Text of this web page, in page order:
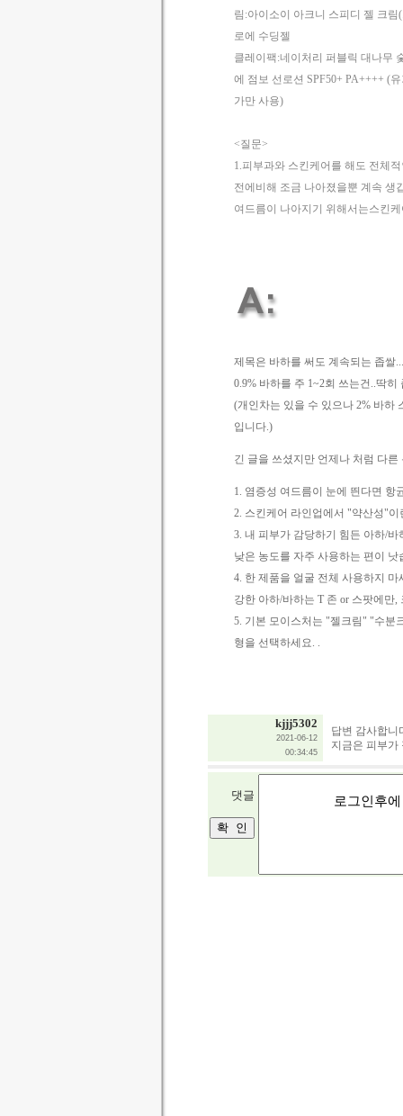
림:아이소이 아크니 스피디 젤 크
로에 수딩젤
클레이팩:네이처리 퍼블릭 대나무
에 점보 선로션 SPF50+ PA++++ (
가만 사용)
<질문>
1.피부과와 스킨케어를 해도 전체
전에비해 조금 나아졌을뿐 계속 생
여드름이 나아지기 위해서는스킨
제목은 바하를 써도 계속되는 좁쌀
0.9% 바하를 주 1~2회 쓰는건..딱
(개인차는 있을 수 있으나 2% 바하
입니다.)
긴 글을 쓰셨지만 언제나 처럼 다
1. 염증성 여드름이 눈에 띈다면
2. 스킨케어 라인업에서 "약산성"
3. 내 피부가 감당하기 힘든 아하/
낮은 농도를 자주 사용하는 편이
4. 한 제품을 얼굴 전체 사용하지
강한 아하/바하는 T 존 or 스팟에만
5. 기본 모이스처는 "젤크림" "수분
형을 선택하세요. .
kjjj5302
2021-06-12
00:34:45
답변 감사합니
지금은 피부
댓글